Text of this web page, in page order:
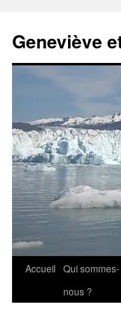
Geneviève
Aller
Accueil Qui sommes-
nous ?